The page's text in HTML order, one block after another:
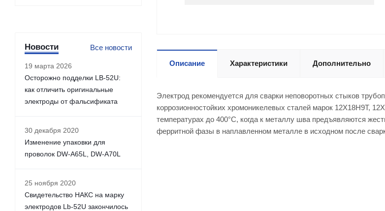
Описание Характеристики Дополнительно
Электрод рекомендуется для сварки неповоротных стыков
коррозионностойких хромоникелевых сталей марок 12Х18Н9Т,
температурах до 400°С, когда к металлу шва предъявляются
ферритной фазы в наплавленном металле в исходном после
Новости Все новости
19 марта 2026
Осторожно подделки LB-52U:
как отличить оригинальные
электроды от фальсификата
30 декабря 2020
Изменение упаковки для
проволок DW-A65L, DW-A70L
25 ноября 2020
Свидетельство НАКС на марку
электродов Lb-52U закончилось